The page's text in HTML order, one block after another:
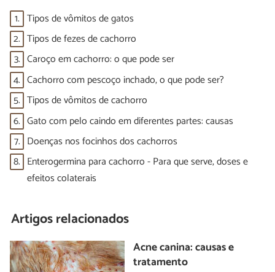
1. Tipos de vômitos de gatos
2. Tipos de fezes de cachorro
3. Caroço em cachorro: o que pode ser
4. Cachorro com pescoço inchado, o que pode ser?
5. Tipos de vômitos de cachorro
6. Gato com pelo caindo em diferentes partes: causas
7. Doenças nos focinhos dos cachorros
8. Enterogermina para cachorro - Para que serve, doses e
efeitos colaterais
Artigos relacionados
Acne canina: causas e
tratamento